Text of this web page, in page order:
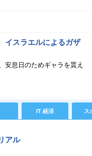
イスラエルによるガザ
安息日のためギャラを貰え
IT 経済 ス
アル